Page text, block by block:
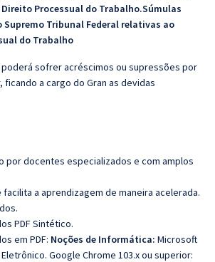
Processual do Trabalho.Súmulas
Supremo Tribunal Federal relativas ao
do Trabalho
sofrer acréscimos ou supressões por
a cargo do Gran as devidas
por docentes especializados e com amplos
a aprendizagem de maneira acelerada.
PDF Sintético.
em PDF: Noções de Informática: Microsoft
Google Chrome 103.x ou superior: